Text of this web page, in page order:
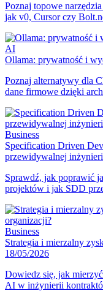
Poznaj topowe
jak v0, Cursor czy
AI
Ollama: prywatność i
Poznaj alternatywy dla
dane firmowe dzięki
Business
Specification Driven
przewidywalnej
Sprawdź, jak poprawić
projektów i jak SDD
Business
Strategia i mierzalny
18/05/2026
Dowiedz się, jak
AI w inżynierii